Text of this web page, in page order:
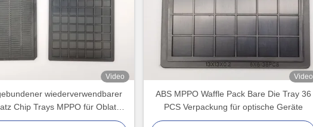
Video
wiederverwendbarer
Chip Trays MPPO für Oblate
sterben
Video
ABS MPPO Waffle Pack Bare Die Tray 36
PCS Verpackung für optische Geräte